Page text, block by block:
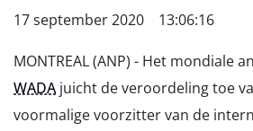
17 september 2020 13:06:16
MONTREAL (ANP) - Het mondiale
WADAjuicht de veroordeling toe
voormalige voorzitter van de